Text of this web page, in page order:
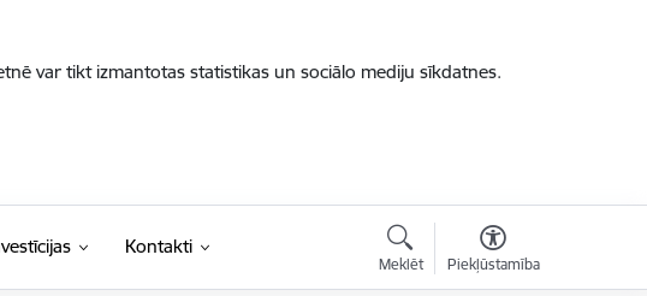
var tikt izmantotas statistikas un sociālo mediju sīkdatnes.
Kontakti
Meklēt Piekļūstamība